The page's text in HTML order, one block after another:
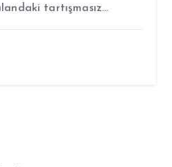
tartışmasız…